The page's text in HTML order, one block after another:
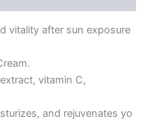
vitality after sun exposure
vitamin C,
and rejuvenates yo